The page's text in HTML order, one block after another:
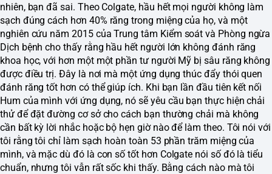
nhiên, bạn đã sai. Theo Colgate, hầu hết mọi người không làm
sạch đúng cách hơn 40% răng trong miệng của họ, và một
nghiên cứu năm 2015 của Trung tâm Kiểm soát và Phòng ngừa
Dịch bệnh cho thấy rằng hầu hết người lớn không đánh răng
khoa học, với hơn một một phần tư người Mỹ bị sâu răng không
được điều trị. Đây là nơi mà một ứng dụng thúc đẩy thói quen
đánh răng tốt hơn có thể giúp ích. Khi bạn lần đầu tiên kết nối
Hum của mình với ứng dụng, nó sẽ yêu cầu bạn thực hiện chải
thử để đặt đường cơ sở cho cách bạn thường chải mà không
cần bất kỳ lời nhắc hoặc bộ hẹn giờ nào để làm theo. Tôi nói với
tôi rằng tôi chỉ làm sạch hoàn toàn 53 phần trăm miệng của
mình, và mặc dù đó là con số tốt hơn Colgate nói số đó là tiểu
chuẩn, nhưng tôi vẫn rất sốc khi thấy. Bằng cách nào mà tôi